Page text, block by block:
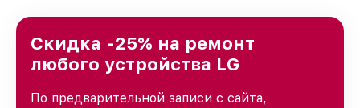
Скидка -25% на ремонт
любого устройства LG
По предварительной записи с сайта,